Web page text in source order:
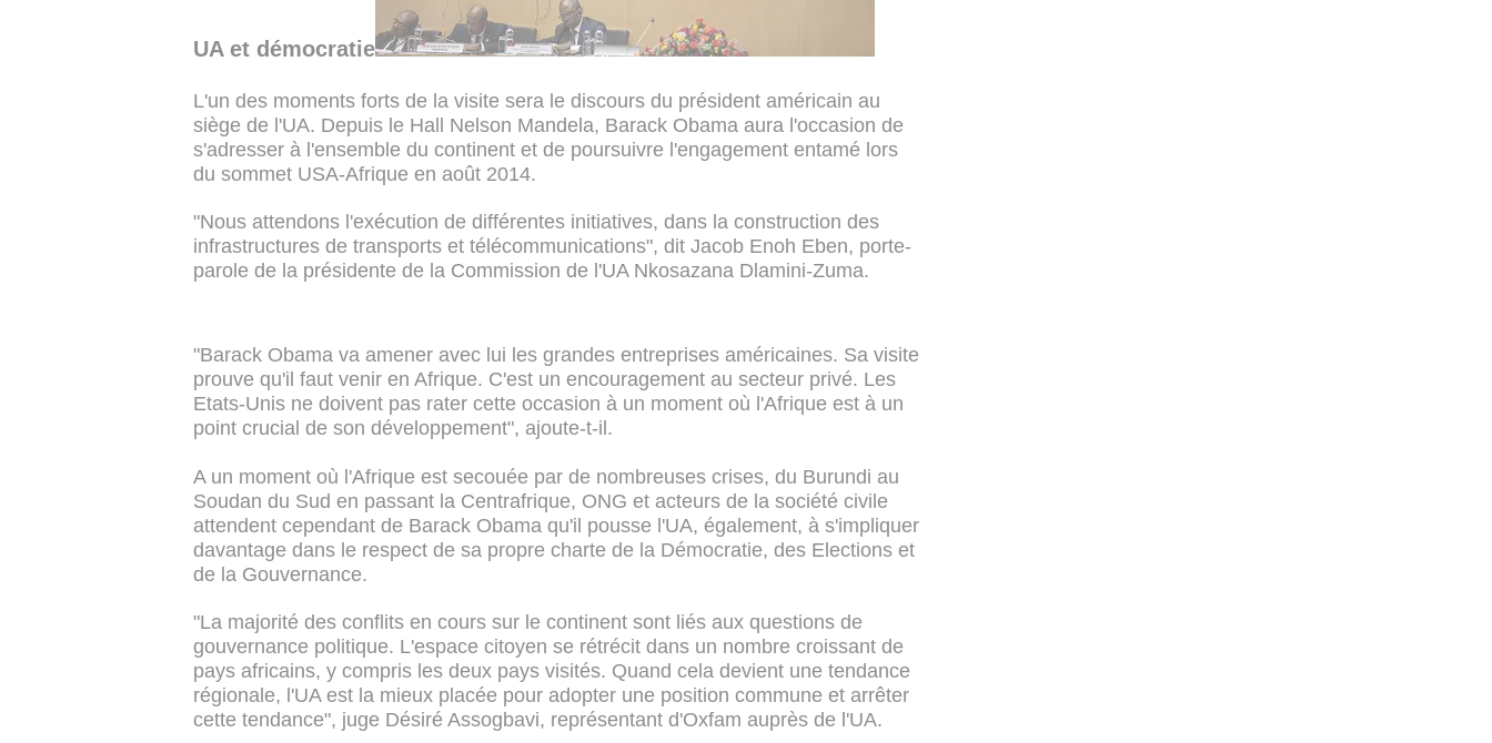
UA et démocratie
L'un des moments forts de la visite sera le discours du président américain au
siège de l'UA. Depuis le Hall Nelson Mandela, Barack Obama aura l'occasion de
s'adresser à l'ensemble du continent et de poursuivre l'engagement entamé lors
du sommet USA-Afrique en août 2014.
"Nous attendons l'exécution de différentes initiatives, dans la construction des
infrastructures de transports et télécommunications", dit Jacob Enoh Eben, porte-
parole de la présidente de la Commission de l'UA Nkosazana Dlamini-Zuma.
"Barack Obama va amener avec lui les grandes entreprises américaines. Sa visite
prouve qu'il faut venir en Afrique. C'est un encouragement au secteur privé. Les
Etats-Unis ne doivent pas rater cette occasion à un moment où l'Afrique est à un
point crucial de son développement", ajoute-t-il.
A un moment où l'Afrique est secouée par de nombreuses crises, du Burundi au
Soudan du Sud en passant la Centrafrique, ONG et acteurs de la société civile
attendent cependant de Barack Obama qu'il pousse l'UA, également, à s'impliquer
davantage dans le respect de sa propre charte de la Démocratie, des Elections et
de la Gouvernance.
"La majorité des conflits en cours sur le continent sont liés aux questions de
gouvernance politique. L'espace citoyen se rétrécit dans un nombre croissant de
pays africains, y compris les deux pays visités. Quand cela devient une tendance
régionale, l'UA est la mieux placée pour adopter une position commune et arrêter
cette tendance", juge Désiré Assogbavi, représentant d'Oxfam auprès de l'UA.